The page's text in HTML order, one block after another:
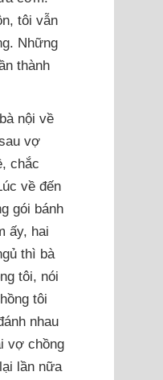
tôi vẫn
Những
thành
nội về
vợ
chắc
về đến
gói bánh
ấy, hai
thì bà
tôi, nói
tôi
nhau
vợ chồng
lần nữa